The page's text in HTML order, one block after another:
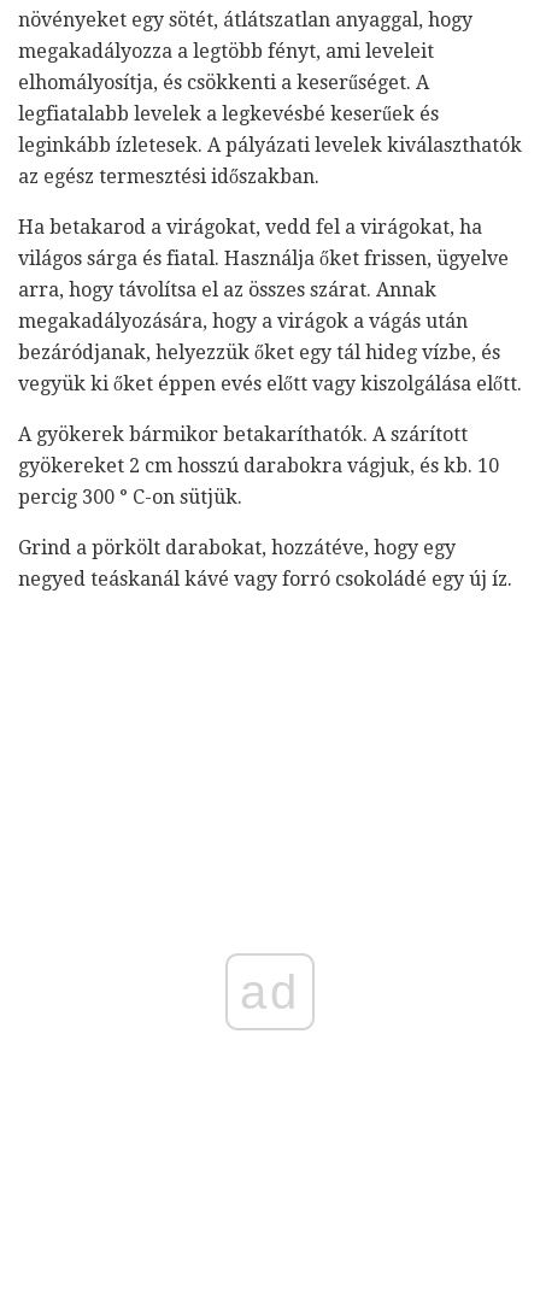
növényeket egy sötét, átlátszatlan anyaggal, hogy
megakadályozza a legtöbb fényt, ami leveleit
elhomályosítja, és csökkenti a keserűséget. A
legfiatalabb levelek a legkevésbé keserűek és
leginkább ízletesek. A pályázati levelek kiválaszthatók
az egész termesztési időszakban.
Ha betakarod a virágokat, vedd fel a virágokat, ha
világos sárga és fiatal. Használja őket frissen, ügyelve
arra, hogy távolítsa el az összes szárat. Annak
megakadályozására, hogy a virágok a vágás után
bezáródjanak, helyezzük őket egy tál hideg vízbe, és
vegyük ki őket éppen evés előtt vagy kiszolgálása előtt.
A gyökerek bármikor betakaríthatók. A szárított
gyökereket 2 cm hosszú darabokra vágjuk, és kb. 10
percig 300 ° C-on sütjük.
Grind a pörkölt darabokat, hozzátéve, hogy egy
negyed teáskanál kávé vagy forró csokoládé egy új íz.
ad